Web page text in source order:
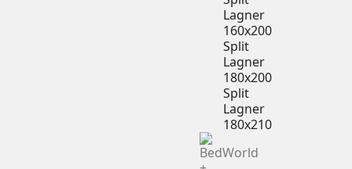
Lagner
160x200
Split
Lagner
180x200
Split
Lagner
180x210